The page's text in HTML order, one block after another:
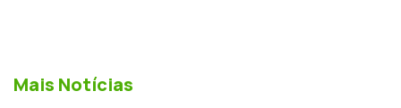
Mais Notícias